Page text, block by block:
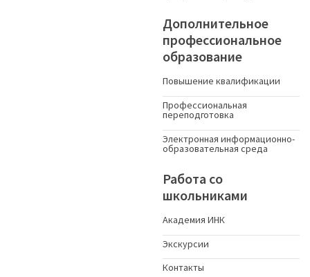
Дополнительное
профессиональное
образование
Повышение квалификации
Профессиональная
переподготовка
Электронная информационно-
образовательная среда
Работа со
школьниками
Академия ИНК
Экскурсии
Контакты